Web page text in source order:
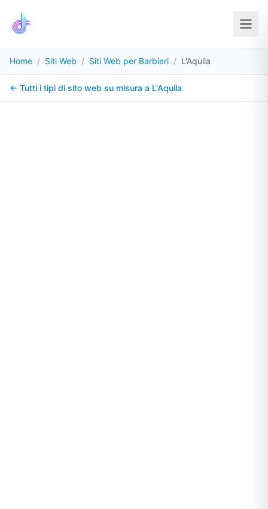
Home / Siti Web / Siti Web per Barbieri / L'Aquila
← Tutti i tipi di sito web su misura a L'Aquila